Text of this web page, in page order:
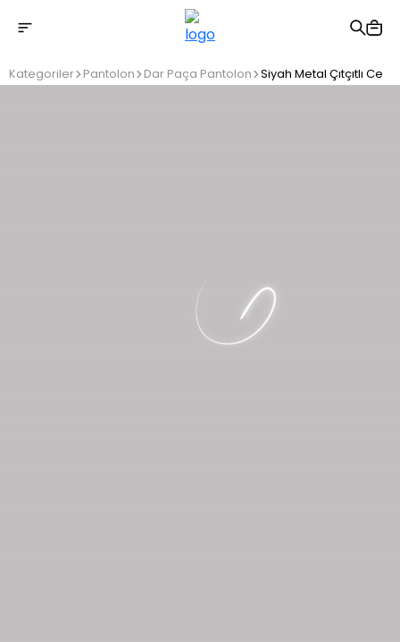
2500 TL üzeri ücretsiz kargo
Kategoriler Pantolon Dar Paça Pantolon Siyah Metal Çıtçıtlı